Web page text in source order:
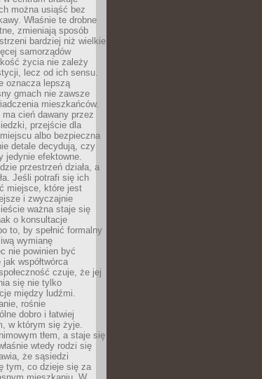
można usiąść bez
Właśnie te drobne
zmieniają sposób
bardziej niż wielkie
samorządów
życia nie zależy
lecz od ich sensu.
oznacza lepszą
gmach nie zawsze
mieszkańców.
cień dawany przez
przejście dla
albo bezpieczna
detale decydują, czy
jedynie efektowne.
przestrzeń działa, a
Jeśli potrafi się ich
miejsce, które jest
i zwyczajnie
ważna staje się
o konsultacje
to, by spełnić formalny
wymianę
nie powinien być
współtwórca
czuje, że jej
się nie tylko
między ludźmi.
rośnie
dobro i łatwiej
w którym się żyje.
tłem, a staje się
wtedy rodzi się
że sąsiedzi
tym, co dzieje się za